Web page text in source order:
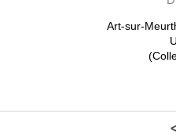
Art-sur-